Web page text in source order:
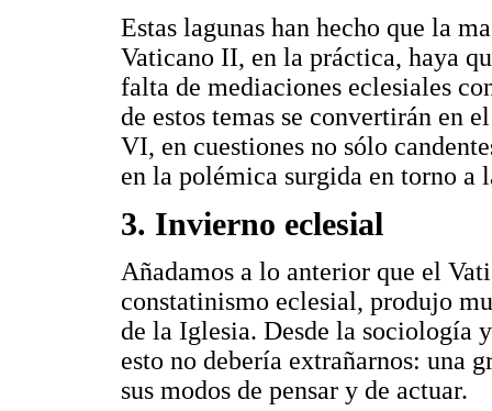
Estas lagunas han hecho que la
Vaticano II, en la práctica, haya
falta de mediaciones eclesiales
de estos temas se convertirán en
VI, en cuestiones no sólo
en la polémica surgida en torno a
3. Invierno eclesial
Añadamos a lo anterior que el
constatinismo eclesial, produjo
de la Iglesia. Desde la sociología
esto no debería extrañarnos: una
sus modos de pensar y de actuar.